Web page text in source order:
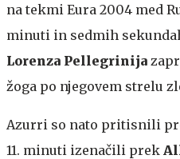
na tekmi Eura 2004 med
minuti in sedmih
Lorenza Pellegrinija
žoga po njegovem strelu
Azurri so nato pritisnili
11. minuti izenačili prek